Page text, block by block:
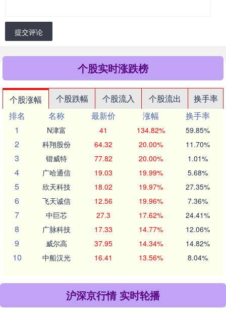
提交评论
个股实时涨跌榜
个股涨幅 个股跌幅 个股流入 个股流出
换手率
排名
名称 最新价 涨幅
换手率
1
N津富 41 134.82% 59.85%
2 科翔股份 64.32 20.00% 11.70%
3 锴威特 77.82 20.00% 1.01%
4 广哈通信 19.03 19.99% 5.68%
5 欣天科技 18.02 19.97% 27.35%
6 飞天诚信 12.56 19.96% 7.36%
7 中巨芯 27.3 17.62% 24.41%
8 广脉科技 17.33 14.77% 12.06%
9 威尔高 37.95 14.34% 14.82%
10 中船汉光 16.41 13.56% 8.04%
沪深京行情 实时轮播